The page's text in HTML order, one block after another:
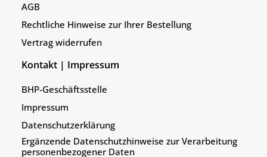
AGB
Rechtliche Hinweise zur Ihrer Bestellung
Vertrag widerrufen
Kontakt | Impressum
BHP-Geschäftsstelle
Impressum
Datenschutzerklärung
Ergänzende Datenschutzhinweise zur Verarbeitung
personenbezogener Daten